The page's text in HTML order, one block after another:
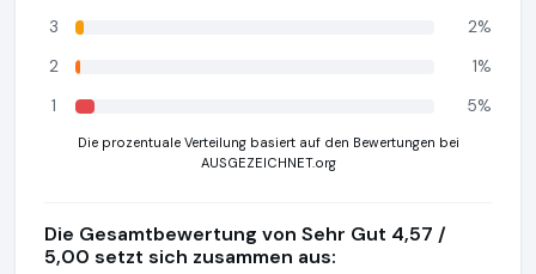
3
2%
2
1%
1
5%
Die prozentuale Verteilung basiert auf den Bewertungen bei
AUSGEZEICHNET.org
Die Gesamtbewertung von Sehr Gut 4,57 /
5,00 setzt sich zusammen aus: